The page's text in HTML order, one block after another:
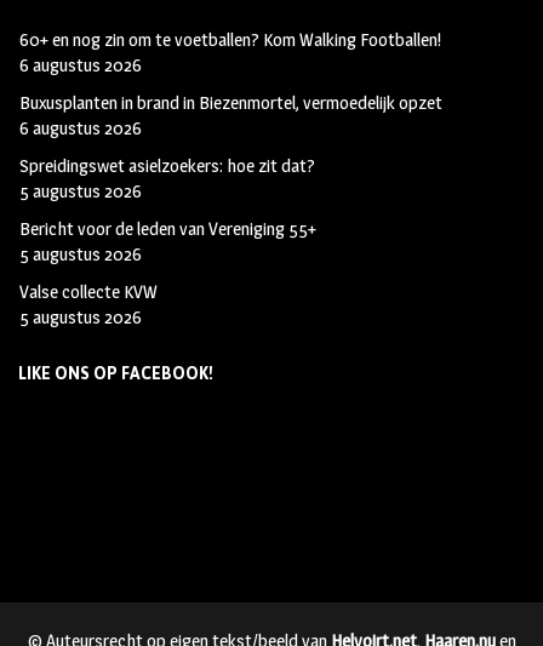
60+ en nog zin om te voetballen? Kom Walking Footballen!
6 augustus 2026
Buxusplanten in brand in Biezenmortel, vermoedelijk opzet
6 augustus 2026
Spreidingswet asielzoekers: hoe zit dat?
5 augustus 2026
Bericht voor de leden van Vereniging 55+
5 augustus 2026
Valse collecte KVW
5 augustus 2026
LIKE ONS OP FACEBOOK!
© Auteursrecht op eigen tekst/beeld van Helvoirt.net, Haaren.nuen